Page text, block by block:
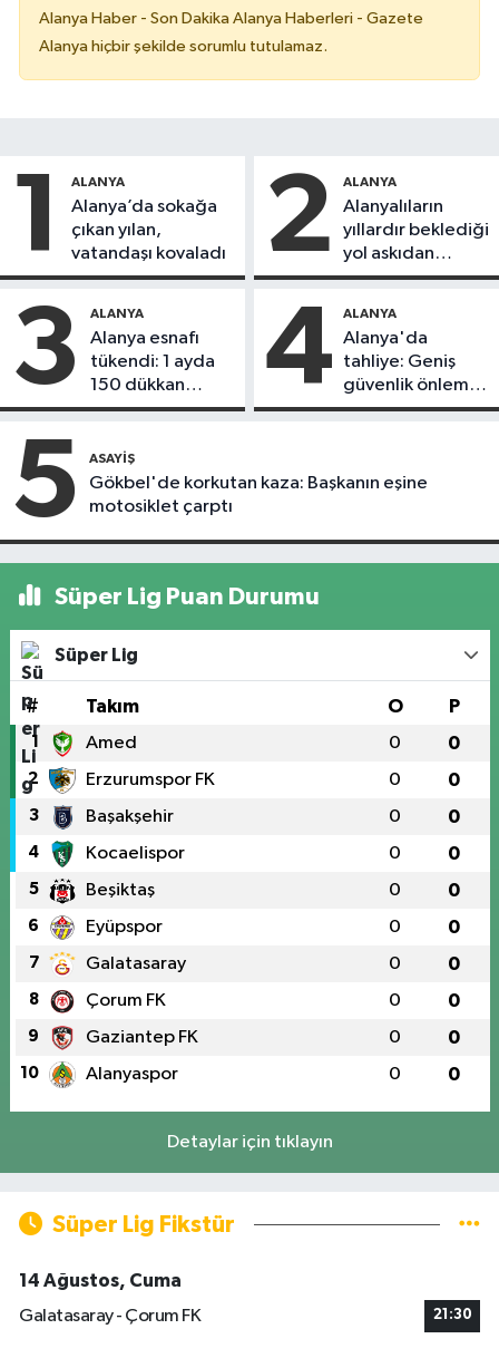
Alanya Haber - Son Dakika Alanya Haberleri - Gazete
Alanya hiçbir şekilde sorumlu tutulamaz.
1 ALANYA
Alanya’da sokağa
çıkan yılan,
vatandaşı kovaladı
2 ALANYA
Alanyalıların
yıllardır beklediği
yol askıdan
döndü
3 ALANYA
Alanya esnafı
tükendi: 1 ayda
150 dükkan
kapandı
4 ALANYA
Alanya'da
tahliye: Geniş
güvenlik önlemi
alındı
5 ASAYIŞ
Gökbel'de korkutan kaza: Başkanın eşine
motosiklet çarptı
Süper Lig Puan Durumu
Süper Lig
# Takım O P
1 Amed 0 0
2 Erzurumspor FK 0 0
3 Başakşehir 0 0
4 Kocaelispor 0 0
5 Beşiktaş 0 0
6 Eyüpspor 0 0
7 Galatasaray 0 0
8 Çorum FK 0 0
9 Gaziantep FK 0 0
10 Alanyaspor 0 0
Detaylar için tıklayın
Süper Lig Fikstür
14 Ağustos, Cuma
Galatasaray - Çorum FK
21:30